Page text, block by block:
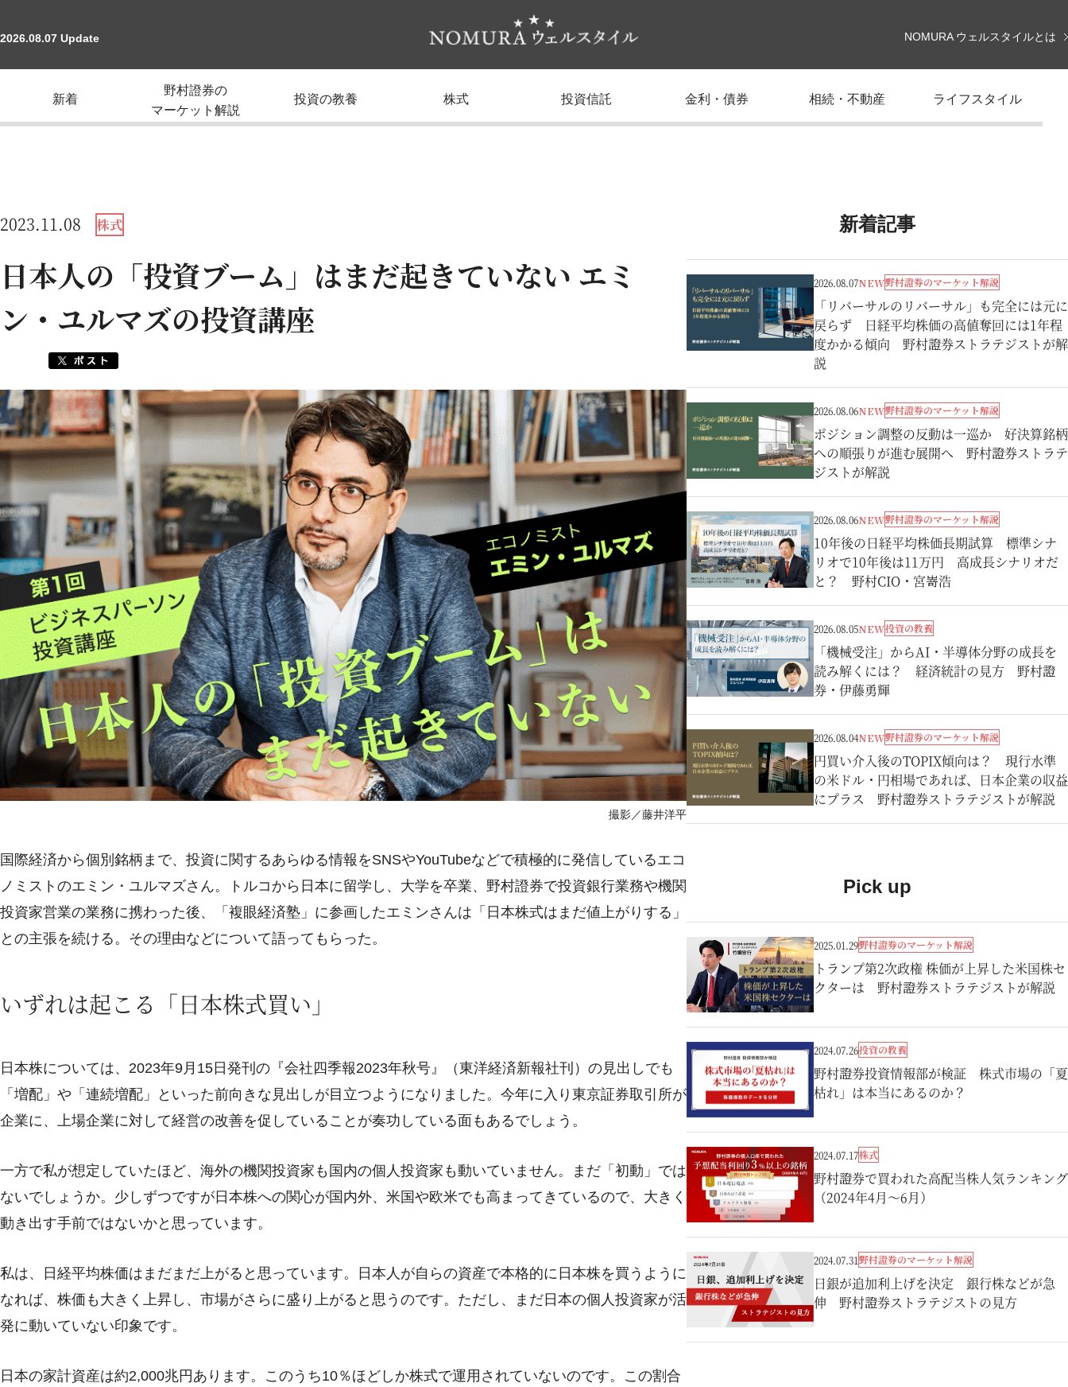
2026.08.07 Update NOMURA ウェルスタイルとは
新着
野村證券の
マーケット解説
投資の教養 株式 投資信託 金利・債券 相続・不動産 ライフスタイル
2023.11.08 株式
日本人の「投資ブーム」はまだ起きていない エミ
ン・ユルマズの投資講座
撮影／藤井洋平
国際経済から個別銘柄まで、投資に関するあらゆる情報をSNSやYouTubeなどで積極的に発信しているエコ
ノミストのエミン・ユルマズさん。トルコから日本に留学し、大学を卒業、野村證券で投資銀行業務や機関
投資家営業の業務に携わった後、「複眼経済塾」に参画したエミンさんは「日本株式はまだ値上がりする」
との主張を続ける。その理由などについて語ってもらった。
いずれは起こる「日本株式買い」
日本株については、2023年9月15日発刊の『会社四季報2023年秋号』（東洋経済新報社刊）の見出しでも
「増配」や「連続増配」といった前向きな見出しが目立つようになりました。今年に入り東京証券取引所が
企業に、上場企業に対して経営の改善を促していることが奏功している面もあるでしょう。
一方で私が想定していたほど、海外の機関投資家も国内の個人投資家も動いていません。まだ「初動」では
ないでしょうか。少しずつですが日本株への関心が国内外、米国や欧米でも高まってきているので、大きく
動き出す手前ではないかと思っています。
私は、日経平均株価はまだまだ上がると思っています。日本人が自らの資産で本格的に日本株を買うように
なれば、株価も大きく上昇し、市場がさらに盛り上がると思うのです。ただし、まだ日本の個人投資家が活
発に動いていない印象です。
日本の家計資産は約2,000兆円あります。このうち10％ほどしか株式で運用されていないのです。この割合
新着記事
2026.08.07NEW野村證券のマーケット解説
「リバーサルのリバーサル」も完全には元に
戻らず 日経平均株価の高値奪回には1年程
度かかる傾向 野村證券ストラテジストが解
説
2026.08.06NEW野村證券のマーケット解説
ポジション調整の反動は一巡か 好決算銘柄
への順張りが進む展開へ 野村證券ストラテ
ジストが解説
2026.08.06NEW野村證券のマーケット解説
10年後の日経平均株価長期試算 標準シナ
リオで10年後は11万円 高成長シナリオだ
と？ 野村CIO・宮嵜浩
2026.08.05NEW投資の教養
「機械受注」からAI・半導体分野の成長を
読み解くには？ 経済統計の見方 野村證
券・伊藤勇輝
2026.08.04NEW野村證券のマーケット解説
円買い介入後のTOPIX傾向は？ 現行水準
の米ドル・円相場であれば、日本企業の収益
にプラス 野村證券ストラテジストが解説
Pick up
2025.01.29野村證券のマーケット解説
トランプ第2次政権 株価が上昇した米国株セ
クターは 野村證券ストラテジストが解説
2024.07.26投資の教養
野村證券投資情報部が検証 株式市場の「夏
枯れ」は本当にあるのか？
2024.07.17株式
野村證券で買われた高配当株人気ランキング
（2024年4月～6月）
2024.07.31野村證券のマーケット解説
日銀が追加利上げを決定 銀行株などが急
伸 野村證券ストラテジストの見方